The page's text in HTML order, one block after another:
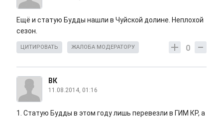
Ещё и статую Будды нашли в Чуйской долине. Неплохой
сезон.
0
ЦИТИРОВАТЬ ЖАЛОБА МОДЕРАТОРУ
ВК
11.08.2014, 01:16
1. Статую Будды в этом году лишь перевезли в ГИМ КР, а